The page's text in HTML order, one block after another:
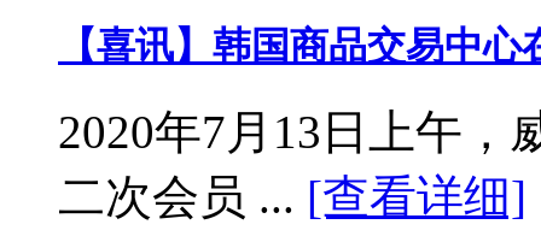
【喜讯】韩国商品交易中
2020年7月13日上午，
二次会员 ... [查看详细]